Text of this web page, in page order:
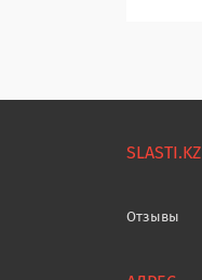
SLASTI.KZ
Отзывы